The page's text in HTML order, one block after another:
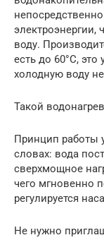
электроэнергии,
воду.
есть до 60°C,
холодную воду
Такой
Принцип работы
словах: вода
сверхмощное
чего мгновенно
регулируется
Не нужно